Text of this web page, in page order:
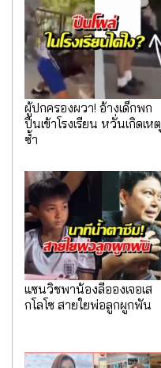
ผู้ปกครองผวา! อ้างเด็กพก
ปืนเข้าโรงเรียน หวั่นเกิดเหตุ
ซ้ำ
แซนวิชพาน้องลีอองเจอเส
กโลโซ สายใยพ่อลูกผูกพัน